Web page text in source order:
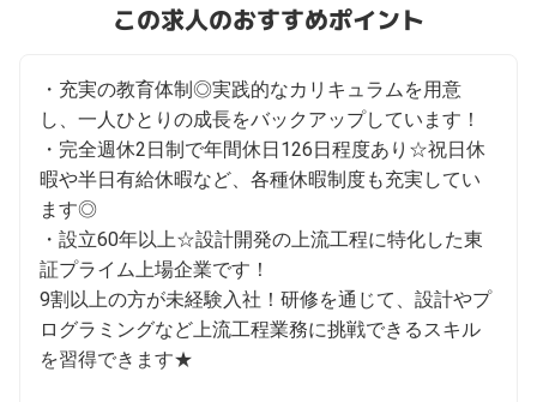
この求人のおすすめポイント
・充実の教育体制◎実践的なカリキュラムを用意
し、一人ひとりの成長をバックアップしています！
・完全週休2日制で年間休日126日程度あり☆祝日休
暇や半日有給休暇など、各種休暇制度も充実してい
ます◎
・設立60年以上☆設計開発の上流工程に特化した東
証プライム上場企業です！
9割以上の方が未経験入社！研修を通じて、設計やプ
ログラミングなど上流工程業務に挑戦できるスキル
を習得できます★